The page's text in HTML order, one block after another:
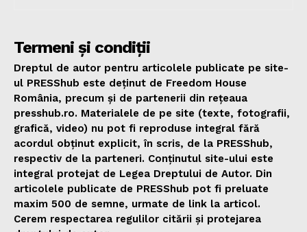
Termeni și condiții
Dreptul de autor pentru articolele publicate pe site-
ul PRESShub este deținut de Freedom House
România, precum și de partenerii din rețeaua
presshub.ro. Materialele de pe site (texte, fotografii,
grafică, video) nu pot fi reproduse integral fără
acordul obținut explicit, în scris, de la PRESShub,
respectiv de la parteneri. Conținutul site-ului este
integral protejat de Legea Dreptului de Autor. Din
articolele publicate de PRESShub pot fi preluate
maxim 500 de semne, urmate de link la articol.
Cerem respectarea regulilor citării și protejarea